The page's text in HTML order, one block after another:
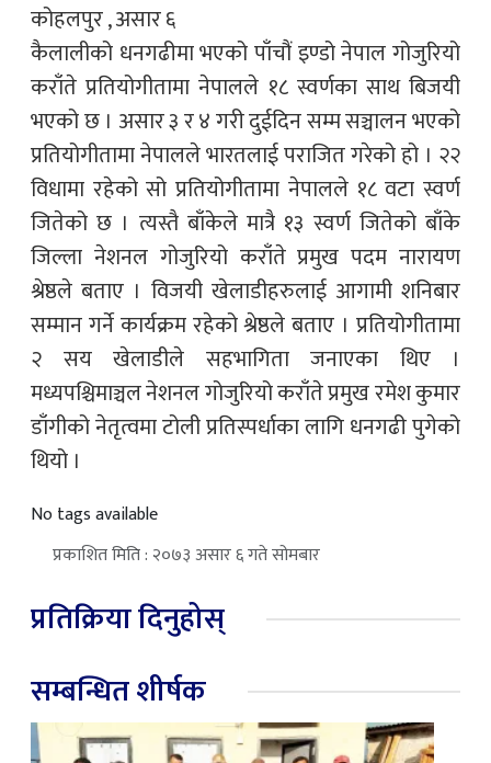
कोहलपुर , असार ६
कैलालीको धनगढीमा भएको पाँचौं इण्डो नेपाल गोजुरियो
कराँते प्रतियोगीतामा नेपालले १८ स्वर्णका साथ बिजयी
भएको छ । असार ३ र ४ गरी दुईदिन सम्म सञ्चालन भएको
प्रतियोगीतामा नेपालले भारतलाई पराजित गरेको हो । २२
विधामा रहेको सो प्रतियोगीतामा नेपालले १८ वटा स्वर्ण
जितेको छ । त्यस्तै बाँकेले मात्रै १३ स्वर्ण जितेको बाँके
जिल्ला नेशनल गोजुरियो कराँते प्रमुख पदम नारायण
श्रेष्ठले बताए । विजयी खेलाडीहरुलाई आगामी शनिबार
सम्मान गर्ने कार्यक्रम रहेको श्रेष्ठले बताए । प्रतियोगीतामा
२ सय खेलाडीले सहभागिता जनाएका थिए ।
मध्यपश्चिमाञ्चल नेशनल गोजुरियो कराँते प्रमुख रमेश कुमार
डाँगीको नेतृत्वमा टोली प्रतिस्पर्धाका लागि धनगढी पुगेको
थियो ।
No tags available
प्रकाशित मिति : २०७३ असार ६ गते सोमबार
प्रतिक्रिया दिनुहोस्
सम्बन्धित शीर्षक